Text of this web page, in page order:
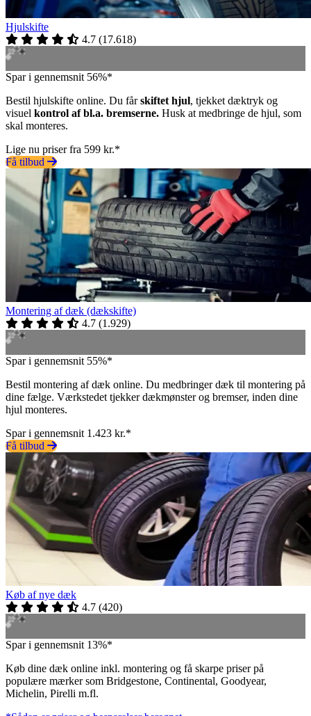
Hjulskifte
4.7 (17.618)
Spar i gennemsnit 56%*
Bestil hjulskifte online. Du fårskiftet hjul, tjekket dæktryk og
visuel kontrol af bl.a. bremserne. Husk at medbringe de hjul, som
skal monteres.
Lige nu priser fra 599 kr.*
Få tilbud
Montering af dæk (dækskifte)
4.7 (1.929)
Spar i gennemsnit 55%*
Bestil montering af dæk online. Du medbringer dæk til montering på
dine fælge. Værkstedet tjekker dækmønster og bremser, inden dine
hjul monteres.
Spar i gennemsnit 1.423 kr.*
Få tilbud
Køb af nye dæk
4.7 (420)
Spar i gennemsnit 13%*
Køb dine dæk online inkl. montering og få skarpe priser på
populære mærker som Bridgestone, Continental, Goodyear,
Michelin, Pirelli m.fl.